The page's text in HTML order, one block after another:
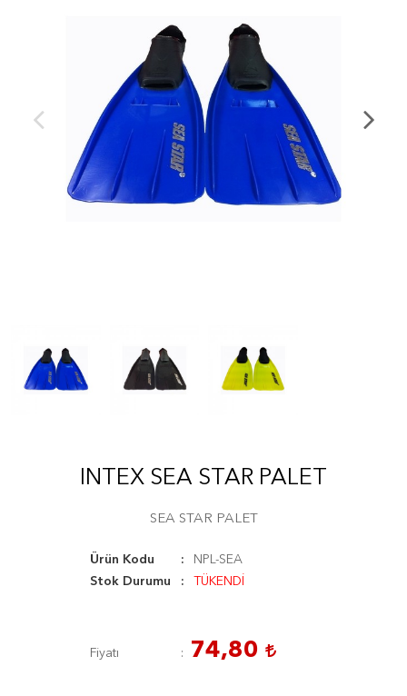
INTEX SEA STAR PALET
SEA STAR PALET
Ürün Kodu
NPL-SEA
Stok Durumu
TÜKENDİ
Fiyatı 74,80